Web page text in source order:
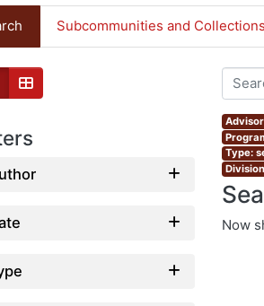
Subcommunities and Collections
Type:
Now